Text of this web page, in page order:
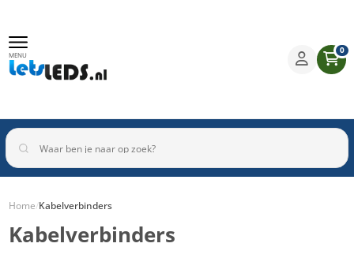
MENU 0
Binnenverlichting
Home/Kabelverbinders
Kabelverbinders